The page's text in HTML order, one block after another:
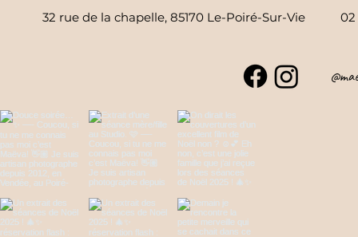
32 rue de la chapelle, 85170 Le-Poiré-Sur-Vie